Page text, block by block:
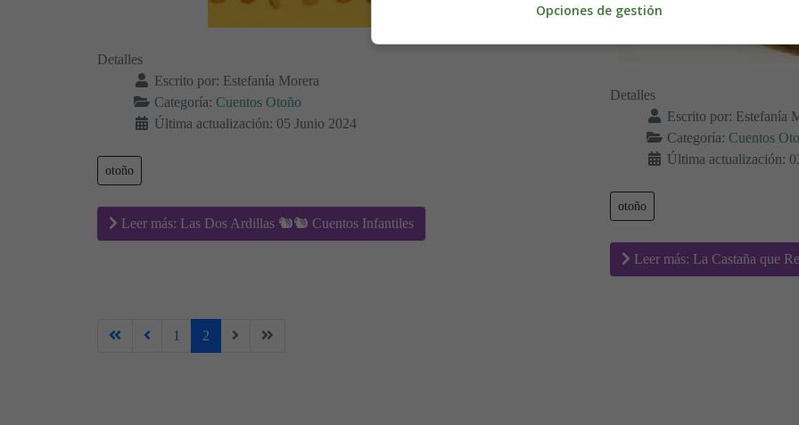
Detalles
Escrito por: Estefanía Morera
Categoría: Cuentos Otoño
Última actualización: 05 Junio 2024
otoño
Leer más: Las Dos Ardillas 🐿🐿 Cuentos Infantiles
Detalles
Escrito por: Estefanía
Categoría: Cuentos
Última actualización:
otoño
Leer más: La Castaña que
1 2
Opciones de gestión